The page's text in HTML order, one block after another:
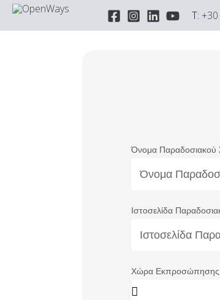
Μετάβαση
T:
Όνομα Παραδοσιακού
Ιστοσελίδα
Χώρα Εκπροσώπησης